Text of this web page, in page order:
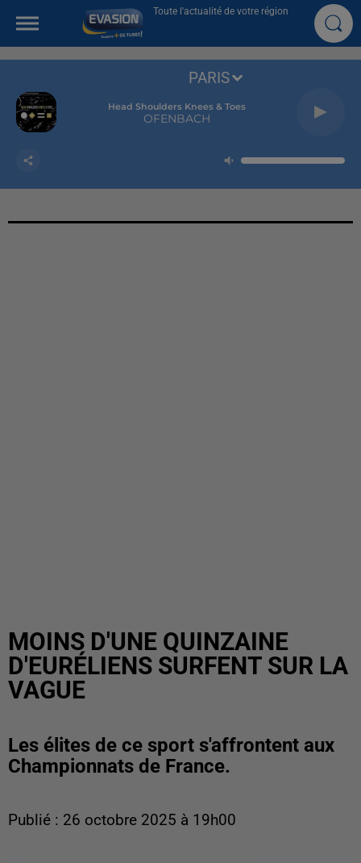
Toute l'actualité de votre région
Head Shoulders Knees & Toes
OFENBACH
PARIS
MOINS D'UNE QUINZAINE
D'EURÉLIENS SURFENT SUR LA
VAGUE
Les élites de ce sport s'affrontent aux
Championnats de France.
Publié : 26 octobre 2025 à 19h00